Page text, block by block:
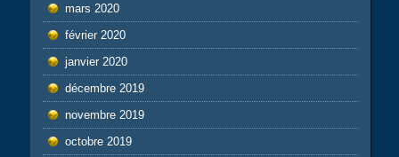
mars 2020
février 2020
janvier 2020
décembre 2019
novembre 2019
octobre 2019